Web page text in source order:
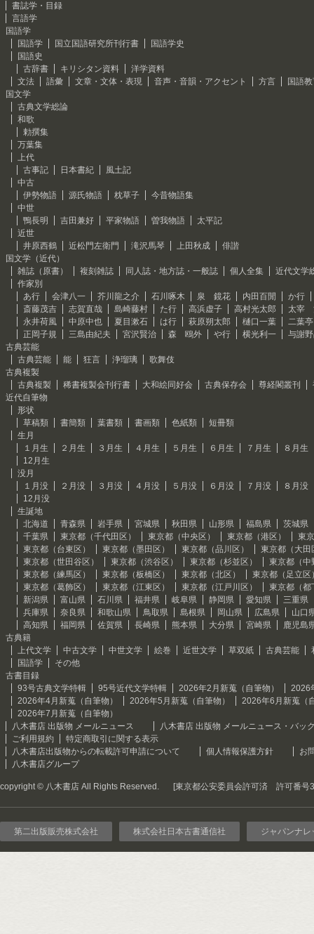
書誌学・目録
言語学
国語学
国語学
国立国語研究所刊行書
国語学史
国語史
古辞書
キリシタン資料
洋学資料
文法
語彙 文章・文体・表現 音声・音韻・アクセント 方言
国語
国文学
古典文学総論
和歌
勅撰集
万葉集
上代
古事記
日本書紀
風土記
中古
伊勢物語
源氏物語 枕草子
今昔物語集
中世
鴨長明
吉田兼好 平家物語 曽我物語
太平記
近世
井原西鶴
近松門左衛門 滝沢馬琴 上田秋成
俳諧
国文学（近代）
雑誌（原書）
複刻雑誌 同人誌・地方誌・一般誌 個人全集
近代文学
作家別
あ行
会津八一 芥川龍之介 石川啄木 泉 鏡花 内田百閒
か行
斎藤茂吉
志賀直哉 島崎藤村 た行 高浜虚子 高村光太郎
太宰
永井荷風
中原中也 夏目漱石 は行 萩原朔太郎 樋口一葉
二葉
正岡子規
三島由紀夫 宮沢賢治 森 鴎外 や行 横光利一
与謝
古典芸能
古典芸能
能 狂言 浄瑠璃
歌舞伎
古典複製
古典複製
稀書複製会刊行書 大和絵同好会 古典保存会 尊経閣叢刊
近代自筆物
形状
草稿類
書簡類 葉書類 書画類 色紙類
短冊類
生月
１月生
２月生 ３月生 ４月生 ５月生 ６月生 ７月生
８月生
12月生
没月
１月没
２月没 ３月没 ４月没 ５月没 ６月没 ７月没
８月没
12月没
生誕地
北海道
青森県 岩手県 宮城県 秋田県 山形県 福島県
茨城県
千葉県
東京都（千代田区） 東京都（中央区） 東京都（港区）
東
東京都（台東区）
東京都（墨田区） 東京都（品川区）
東京都（大田
東京都（世田谷区）
東京都（渋谷区） 東京都（杉並区）
東京都（中
東京都（練馬区）
東京都（板橋区） 東京都（北区）
東京都（足立区
東京都（葛飾区）
東京都（江東区） 東京都（江戸川区）
東京都（都
新潟県
富山県 石川県 福井県 岐阜県 静岡県 愛知県
三重県
兵庫県
奈良県 和歌山県 鳥取県 島根県 岡山県 広島県
山口
高知県
福岡県 佐賀県 長崎県 熊本県 大分県 宮崎県
鹿児島
古典籍
上代文学
中古文学 中世文学 絵巻 近世文学 草双紙 古典芸能
国語学
その他
古書目録
93号古典文学特輯
95号近代文学特輯 2026年2月新蒐（自筆物）
2026
2026年4月新蒐（自筆物）
2026年5月新蒐（自筆物）
2026年6月新蒐（
2026年7月新蒐（自筆物）
八木書店 出版物 メールニュース
八木書店 出版物 メールニュース・バッ
ご利用規約
特定商取引に関する表示
八木書店出版物からの転載許可申請について
個人情報保護方針
お
八木書店グループ
copyright © 八木書店 All Rights Reserved. [東京都公安委員会許可済 許可番号
第二出版販売株式会社 株式会社日本古書通信社 ジャパンナレ